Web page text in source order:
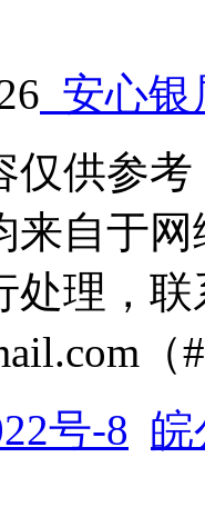
安心银
仅供参
来自于
处理，
（
号-8 皖